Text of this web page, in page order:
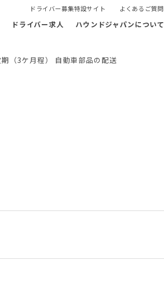
ドライバー募集特設サイト よくあるご質問
ドライバー求人 ハウンドジャパンについて
（3ケ月程） 自動車部品の配送